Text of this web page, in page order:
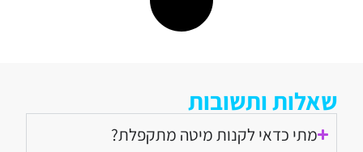
שאלות ותשובות
מתי כדאי לקנות מיטה מתקפלת?